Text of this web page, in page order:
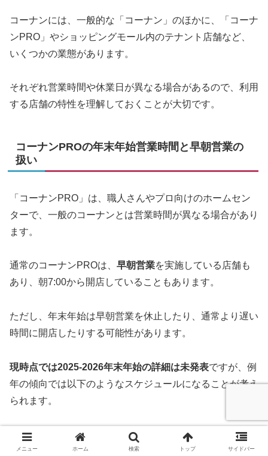
コーナンには、一般的な「コーナン」のほかに、「コーナ
ンPRO」やショッピングモール内のテナント店舗など、
いくつかの業態があります。
それぞれ営業時間や休業日が異なる場合があるので、利用
する店舗の特性を理解しておくことが大切です。
コーナンPROの年末年始営業時間と早朝営業の
扱い
「コーナンPRO」は、職人さんやプロ向けのホームセン
ターで、一般のコーナンとは営業時間が異なる場合があり
ます。
通常のコーナンPROは、 早朝営業を実施している店舗も
あり、朝7:00から開店していることもあります。
ただし、年末年始は早朝営業を休止したり、通常より遅い
時間に開店したりする可能性があります。
現時点では2025-2026年末年始の詳細は未発表ですが、例
年の傾向では以下のようなスケジュールになることが考え
られます。
コーナンPROの年末年始営業時間(予想)
メニュー ホーム 検索 トップ サイドバー